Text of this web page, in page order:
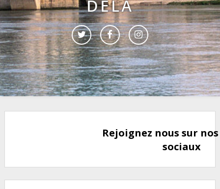
DELÀ
Rejoignez nous sur
sociaux